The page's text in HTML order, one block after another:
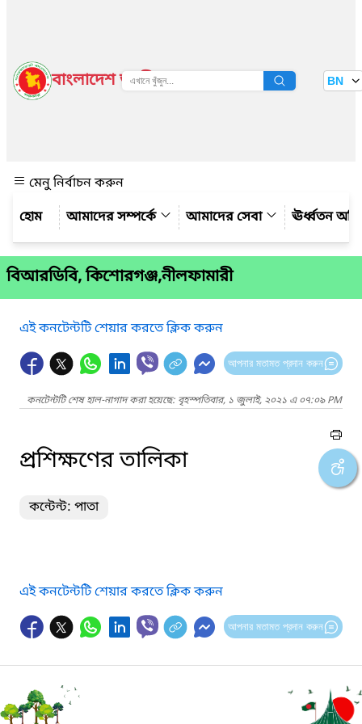
বাংলাদেশ জাতীয় তথ্য বাতায়ন BN
মেনু নির্বাচন করুন
আমাদের সম্পর্কে
আমাদের সেবা ঊর্ধ্বতন
বিআরডিবি, কিশোরগঞ্জ,নীলফামারী
এই কনটেন্টটি শেয়ার করতে ক্লিক করুন
আপনার মতামত প্রদান করুন
কনটেন্টটি শেষ হাল-নাগাদ করা হয়েছে: বৃহস্পতিবার, ১ জুলাই, ২০২১ এ ০৭:০৯ PM
প্রশিক্ষণের তালিকা
কন্টেন্ট: পাতা
এই কনটেন্টটি শেয়ার করতে ক্লিক করুন
আপনার মতামত প্রদান করুন